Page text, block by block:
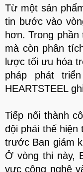
Từ một sản
tin bước vào
hơn. Trong
mà còn phân
lược tối ưu hóa
pháp phát
HEARTSTEEL
Tiếp nối thành
đội phải thể hiện
trước Ban giám
Ở vòng thi này,
vực công nghệ